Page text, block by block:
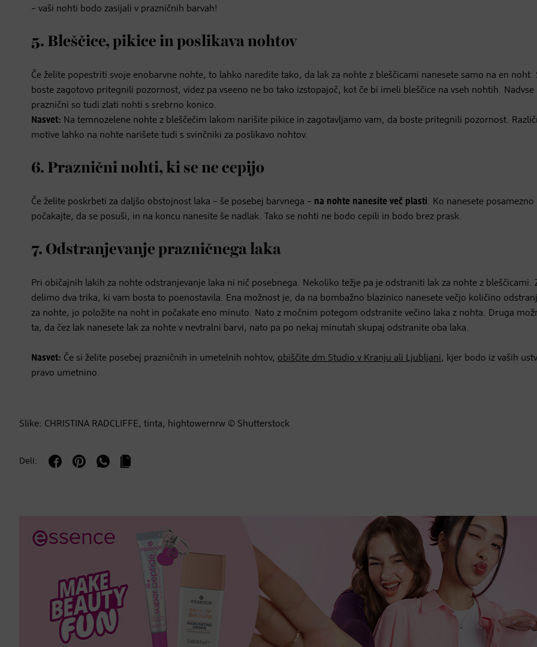
– vaši nohti bodo zasijali v prazničnih barvah!
5. Bleščice, pikice in poslikava nohtov
Če želite popestriti svoje enobarvne nohte, to lahko naredite tako, da lak za nohte z bleščicami nanesete samo na en noht.
boste zagotovo pritegnili pozornost, videz pa vseeno ne bo tako izstopajoč, kot če bi imeli bleščice na vseh nohtih. Nadvse
praznični so tudi zlati nohti s srebrno konico.
Nasvet: Na temnozelene nohte z bleščečim lakom narišite pikice in zagotavljamo vam, da boste pritegnili pozornost.
motive lahko na nohte narišete tudi s svinčniki za poslikavo nohtov.
6. Praznični nohti, ki se ne cepijo
Če želite poskrbeti za daljšo obstojnost laka – še posebej barvnega – na nohte nanesite več plasti. Ko nanesete posamezno
počakajte, da se posuši, in na koncu nanesite še nadlak. Tako se nohti ne bodo cepili in bodo brez prask.
7. Odstranjevanje prazničnega laka
Pri običajnih lakih za nohte odstranjevanje laka ni nič posebnega. Nekoliko težje pa je odstraniti lak za nohte z bleščicami.
delimo dva trika, ki vam bosta to poenostavila. Ena možnost je, da na bombažno blazinico nanesete večjo količino
za nohte, jo položite na noht in počakate eno minuto. Nato z močnim potegom odstranite večino laka z nohta. Druga
ta, da čez lak nanesete lak za nohte v nevtralni barvi, nato pa po nekaj minutah skupaj odstranite oba laka.
Nasvet: Če si želite posebej prazničnih in umetelnih nohtov, obiščite dm Studio v Kranju ali Ljubljani, kjer bodo iz vaših
pravo umetnino.
Slike: CHRISTINA RADCLIFFE, tinta, hightowernrw © Shutterstock
Deli: